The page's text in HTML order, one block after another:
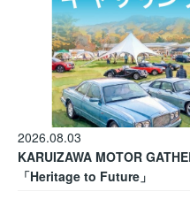
2026.08.03
KARUIZAWA MOTOR
「Heritage to Future」